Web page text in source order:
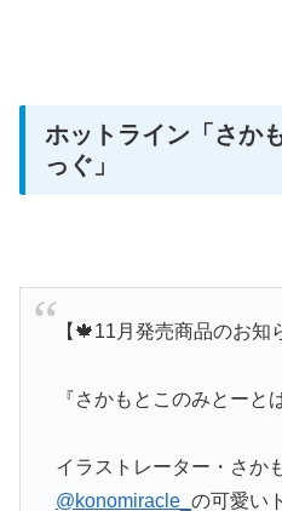
ホットライン 「さか
っぐ」
【🍁11月発売商品のお知
『さかもとこのみとーと
イラストレーター・さか
@konomiracle_ の可愛い